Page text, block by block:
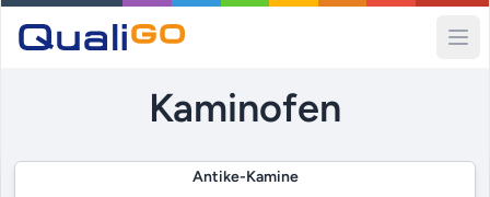
Kaminofen
Antike-Kamine